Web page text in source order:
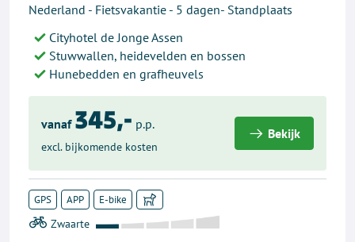
Nederland - Fietsvakantie - 5 dagen- Standplaats
Cityhotel de Jonge Assen
Stuwwallen, heidevelden en bossen
Hunebedden en grafheuvels
vanaf 345,- p.p.
excl. bijkomende kosten
Bekijk
GPS APP E-bike